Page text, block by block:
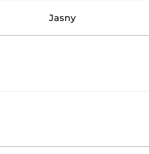
Jasny